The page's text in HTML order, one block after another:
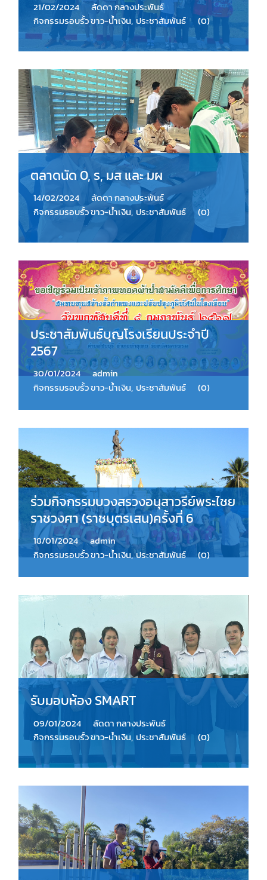
21/02/2024
ลัดดา กลางประพันธ์
กิจกรรมรอบรั้ว ขาว-น้ำเงิน, ประชาสัมพันธ์ (0)
ตลาดนัด 0, ร, มส และ มผ
14/02/2024
ลัดดา กลางประพันธ์
กิจกรรมรอบรั้ว ขาว-น้ำเงิน, ประชาสัมพันธ์ (0)
ประชาสัมพันธ์บุญโรงเรียนประจำปี
2567
30/01/2024
admin
กิจกรรมรอบรั้ว ขาว-น้ำเงิน, ประชาสัมพันธ์ (0)
ร่วมกิจกรรมบวงสรวงอนุสาวรีย์พระไชย
ราชวงศา (ราชบุตรเสน)ครั้งที่ 6
18/01/2024
admin
กิจกรรมรอบรั้ว ขาว-น้ำเงิน, ประชาสัมพันธ์ (0)
รับมอบห้อง SMART
09/01/2024
ลัดดา กลางประพันธ์
กิจกรรมรอบรั้ว ขาว-น้ำเงิน, ประชาสัมพันธ์ (0)